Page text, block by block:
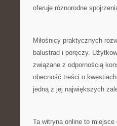
oferuje różnorodne
Miłośnicy praktycznych
balustrad i poręczy.
związane z odpornością
obecność treści o
jedną z jej największych
Ta witryna online to